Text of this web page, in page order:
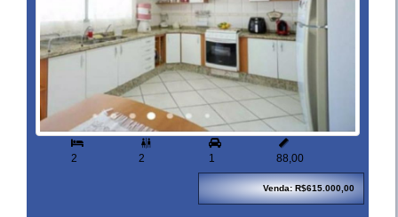
2

2 1

88,00
Venda: R$615.000,00